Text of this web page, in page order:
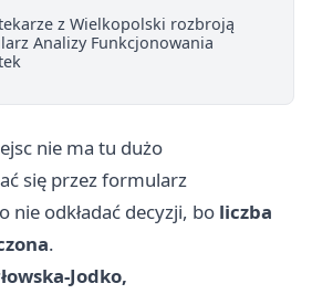
z Wielkopolski rozbroją
Analizy Funkcjonowania
nie ma tu dużo
się przez formularz
nie odkładać decyzji, bo liczba
.
Jodko,